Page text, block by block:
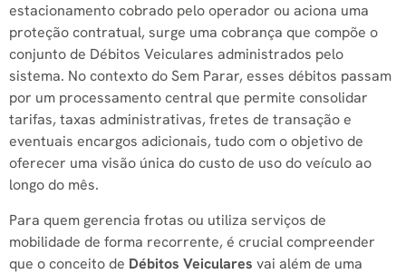
estacionamento cobrado pelo operador ou aciona uma
proteção contratual, surge uma cobrança que compõe o
conjunto de Débitos Veiculares administrados pelo
sistema. No contexto do Sem Parar, esses débitos passam
por um processamento central que permite consolidar
tarifas, taxas administrativas, fretes de transação e
eventuais encargos adicionais, tudo com o objetivo de
oferecer uma visão única do custo de uso do veículo ao
longo do mês.
Para quem gerencia frotas ou utiliza serviços de
mobilidade de forma recorrente, é crucial compreender
que o conceito de Débitos Veiculares vai além de uma